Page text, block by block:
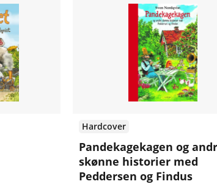
Hardcover
Pandekagekagen og
skønne historier med
Peddersen og Findus